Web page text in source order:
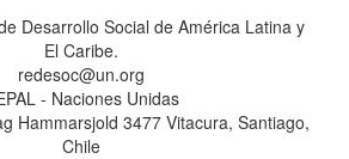
Desarrollo Social de América Latina y
El Caribe.
redesoc@un.org
- Naciones Unidas
Hammarsjold 3477 Vitacura, Santiago,
Chile